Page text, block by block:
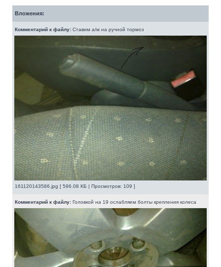
Вложения:
Комментарий к файлу: Ставим а/м на ручной тормоз
161120143586.jpg [ 596.08 КБ | Просмотров: 109 ]
Комментарий к файлу: Головкой на 19 ослабляем болты крепления колеса